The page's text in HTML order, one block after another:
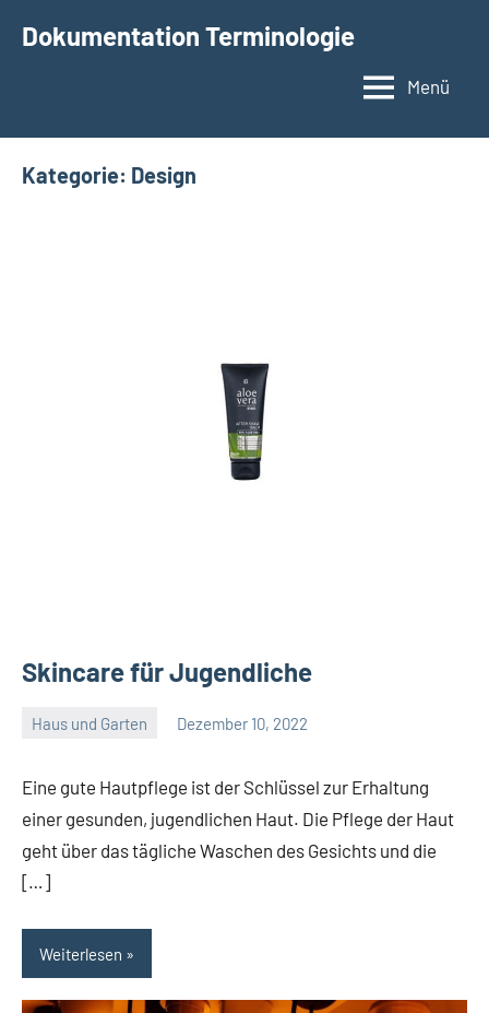
InhaltDokumentation Terminologie
Menü
Kategorie: Design
Skincare für Jugendliche
Haus und Garten Dezember 10, 2022
Eine gute Hautpflege ist der Schlüssel zur Erhaltung
einer gesunden, jugendlichen Haut. Die Pflege der Haut
geht über das tägliche Waschen des Gesichts und die
[…]
Weiterlesen